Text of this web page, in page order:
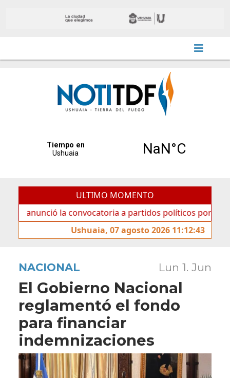
ULTIMO MOMENTO
la convocatoria a partidos políticos por «ficha
Ushuaia, 07 agosto 2026 11:12:43
NACIONAL Lun 1. Jun
El Gobierno Nacional
reglamentó el fondo
para financiar
indemnizaciones